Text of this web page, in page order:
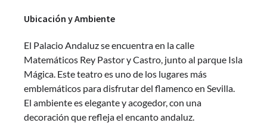
Ubicación y Ambiente
El Palacio Andaluz se encuentra en la calle
Matemáticos Rey Pastor y Castro, junto al parque Isla
Mágica. Este teatro es uno de los lugares más
emblemáticos para disfrutar del flamenco en Sevilla.
El ambiente es elegante y acogedor, con una
decoración que refleja el encanto andaluz.